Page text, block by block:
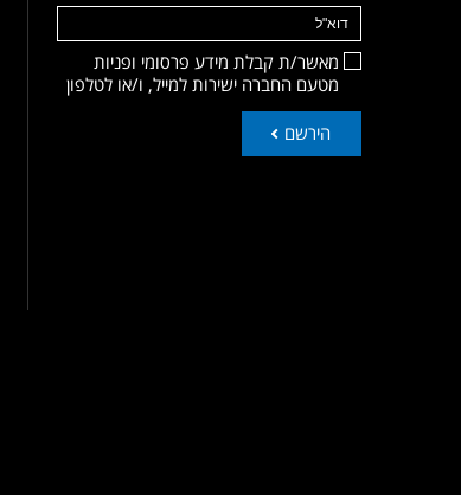
מאשר/ת קבלת מידע פרסומי ופניות
מטעם החברה ישירות למייל, ו/או לטלפון
הירשם